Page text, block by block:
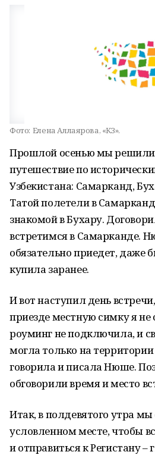
Фото: Елена Аллаярова, «КЗ».
Прошлой осенью мы решили
путешествие по
Узбекистана: Самарканд,
Татой полетели в
знакомой в Бухару.
встретимся в Самарканде.
обязательно приедет, даже
купила заранее.
И вот наступил день
приезде местную симку я не
роуминг не подключила, и
могла только на территории
говорила и писала Нюше.
обговорили время и место
Итак, в полдевятого утра
условленном месте, чтобы
и отправиться к Регистану